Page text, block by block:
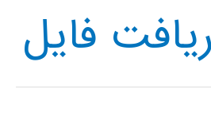
فایل